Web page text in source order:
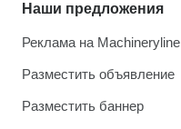
Наши предложения
Реклама на Machineryline
Разместить объявление
Разместить баннер